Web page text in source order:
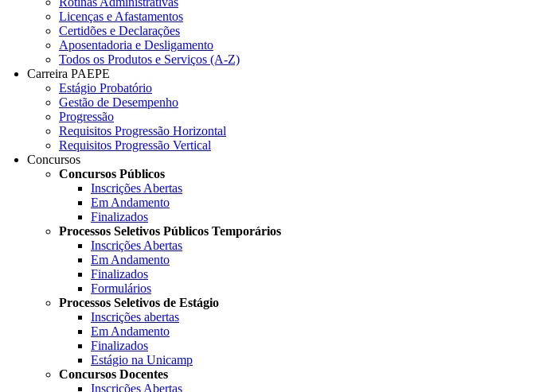
Licenças e Afastamentos
Certidões e Declarações
Aposentadoria e Desligamento
Todos os Produtos e Serviços (A-Z)
Carreira PAEPE
Estágio Probatório
Gestão de Desempenho
Progressão
Requisitos Progressão Horizontal
Requisitos Progressão Vertical
Concursos
Concursos Públicos
Inscrições Abertas
Em Andamento
Finalizados
Processos Seletivos Públicos Temporários
Inscrições Abertas
Em Andamento
Finalizados
Formulários
Processos Seletivos de Estágio
Inscrições abertas
Em Andamento
Finalizados
Estágio na Unicamp
Concursos Docentes
Inscrições Abertas